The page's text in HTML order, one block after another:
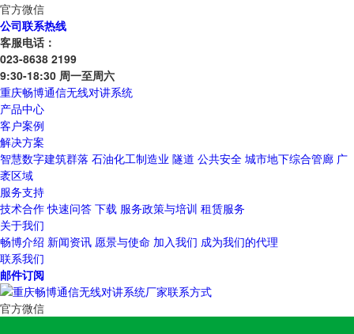
官方微信
公司联系热线
客服电话：
023-8638 2199
9:30-18:30 周一至周六
重庆畅博通信无线对讲系统
产品中心
客户案例
解决方案
智慧数字建筑群落 石油化工制造业 隧道 公共安全 城市地下综合管廊 广
袤区域
服务支持
技术合作 快速问答 下载 服务政策与培训 租赁服务
关于我们
畅博介绍 新闻资讯 愿景与使命 加入我们 成为我们的代理
联系我们
邮件订阅
官方微信